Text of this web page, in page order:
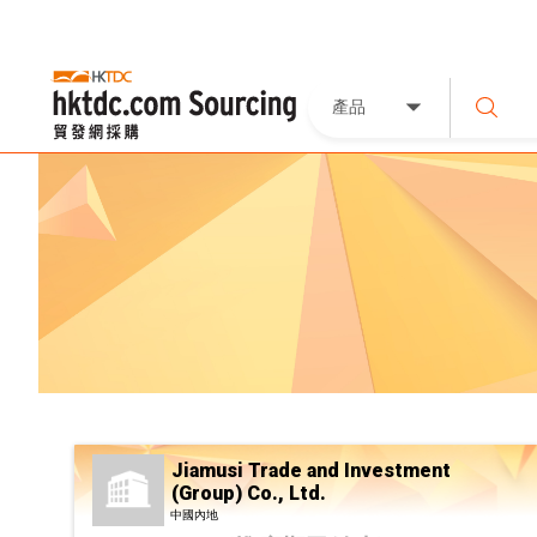
產品
Jiamusi Trade and Investment
(Group) Co., Ltd.
中國內地